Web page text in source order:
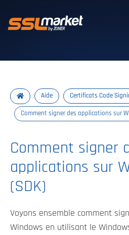
Certificats
Aide Certificats Code
Comment signer des applications sur
Comment signer
applications sur
(SDK)
Voyons ensemble comment
Windows en utilisant le